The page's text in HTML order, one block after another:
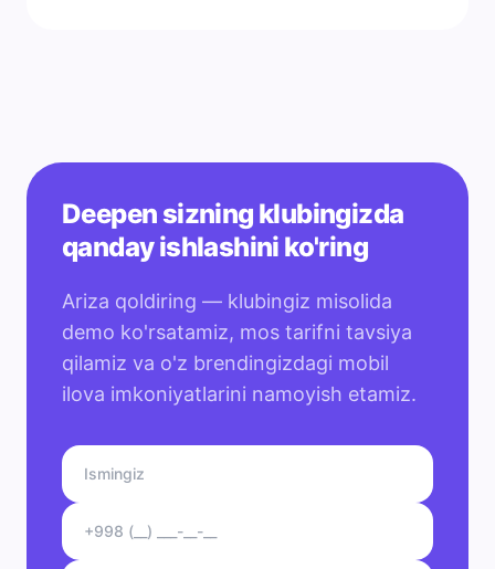
Deepen sizning klubingizda
qanday ishlashini ko'ring
Ariza qoldiring — klubingiz misolida
demo ko'rsatamiz, mos tarifni tavsiya
qilamiz va o'z brendingizdagi mobil
ilova imkoniyatlarini namoyish etamiz.